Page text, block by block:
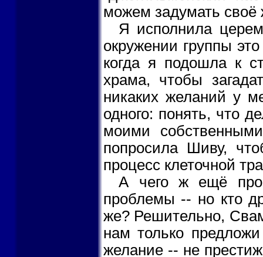
можем задумать своё
Я исполнила
окружении группы
когда я подошла к
храма, чтобы
никаких желаний у
одного: понять, что
моими
попросила Шиву,
процесс клеточной
А чего ж ещё
проблемы -- но кто
же? Решительно,
нам только
желание -- не